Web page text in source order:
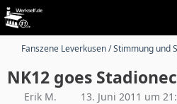
Fanszene Leverkusen / Stimmung und
NK12 goes
Erik M. 13. Juni 2011 um